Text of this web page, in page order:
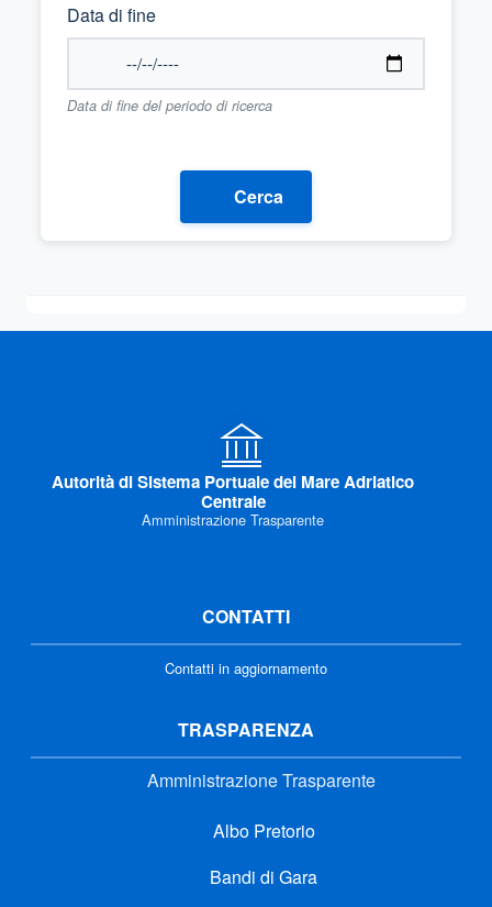
Data di fine
Data di fine del periodo di ricerca
Cerca
Autorità di Sistema Portuale del Mare Adriatico
Centrale
Amministrazione Trasparente
CONTATTI
Contatti in aggiornamento
TRASPARENZA
Amministrazione Trasparente
Albo Pretorio
Bandi di Gara